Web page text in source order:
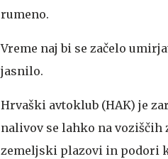
rumeno.
Vreme naj bi se začelo
jasnilo.
Hrvaški avtoklub (HAK) je
nalivov se lahko na voziščih
zemeljski plazovi in podori